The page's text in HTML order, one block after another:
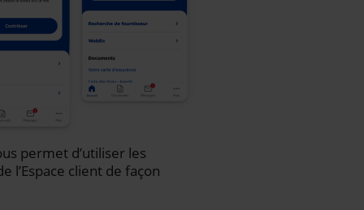
permet d’utiliser les
l’Espace client de façon